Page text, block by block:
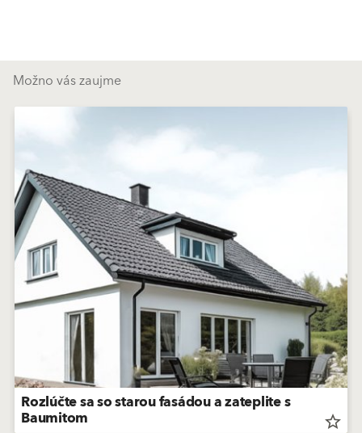
Možno vás zaujme
Rozlúčte sa so starou fasádou a zateplite s
Baumitom star_border